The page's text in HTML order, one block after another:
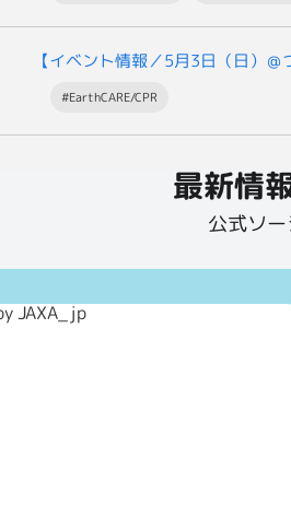
【イベント情報／5月3日（日）
#EarthCARE/CPR
最新情
公式ソ
JAXA_jp